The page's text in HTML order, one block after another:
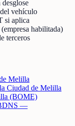
vehículo
si aplica
habilitada)
terceros
Melilla
Ciudad de Melilla
(BOME)
—